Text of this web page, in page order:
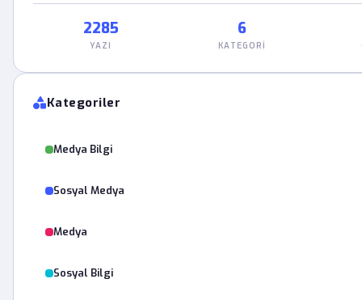
2285
YAZI
6
KATEGORI
Kategoriler
Medya Bilgi
Sosyal Medya
Medya
Sosyal Bilgi